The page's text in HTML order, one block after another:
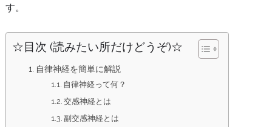
す。
☆目次 (読みたい所だけどうぞ)☆
自律神経を簡単に解説
自律神経って何？
交感神経とは
副交感神経とは